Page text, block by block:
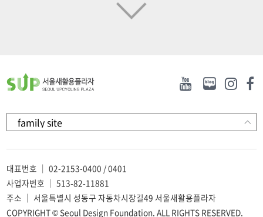
[DIY] 파우치 만들기(그래딧)
[DIY] 친환경 스티커북 만들기(오
대표번호 ｜ 02-2153-0400 / 0401
사업자번호 ｜ 513-82-11881
주소 ｜ 서울특별시 성동구 자동차시장길49 서울새활용플라자
COPYRIGHT © Seoul Design Foundation. ALL RIGHTS RESERVED.